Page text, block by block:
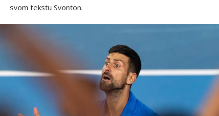
svom tekstu Svonton.